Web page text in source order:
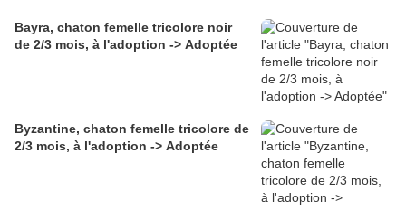
Bayra, chaton femelle tricolore noir
de 2/3 mois, à l'adoption -> Adoptée
Byzantine, chaton femelle tricolore de
2/3 mois, à l'adoption -> Adoptée